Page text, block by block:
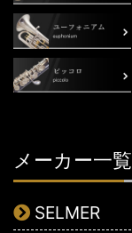
メーカー一覧
SELMER